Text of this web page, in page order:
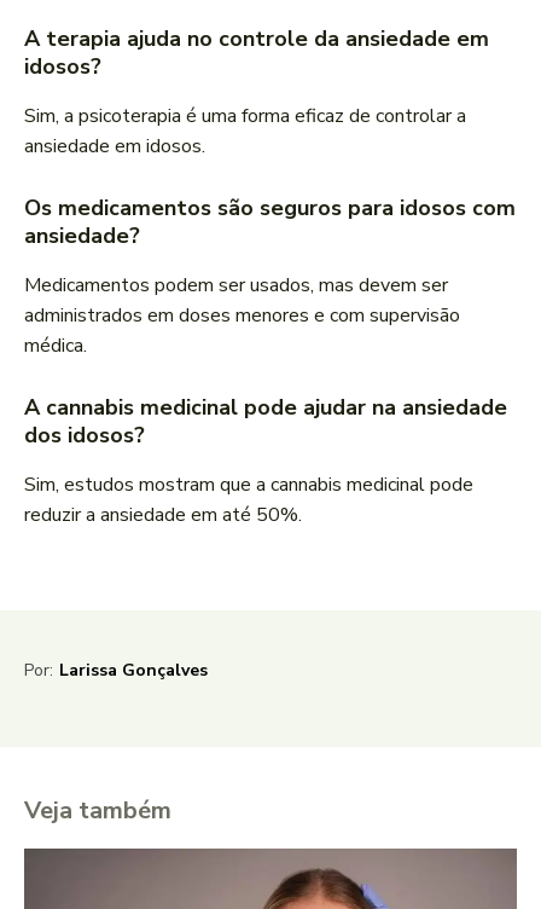
A terapia ajuda no controle da ansiedade em
idosos?
Sim, a psicoterapia é uma forma eficaz de controlar a
ansiedade em idosos.
Os medicamentos são seguros para idosos com
ansiedade?
Medicamentos podem ser usados, mas devem ser
administrados em doses menores e com supervisão
médica.
A cannabis medicinal pode ajudar na ansiedade
dos idosos?
Sim, estudos mostram que a cannabis medicinal pode
reduzir a ansiedade em até 50%.
Por: Larissa Gonçalves
Veja também